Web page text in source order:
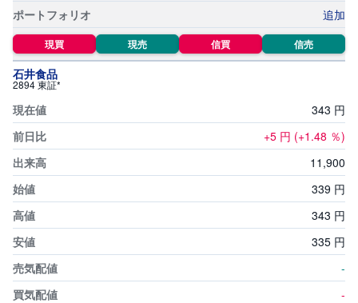
追加
現買 現売 信買 信売
石井食品
2894 東証*
343 円
+5 円 (+1.48 ％)
11,900
339 円
343 円
335 円
-
-